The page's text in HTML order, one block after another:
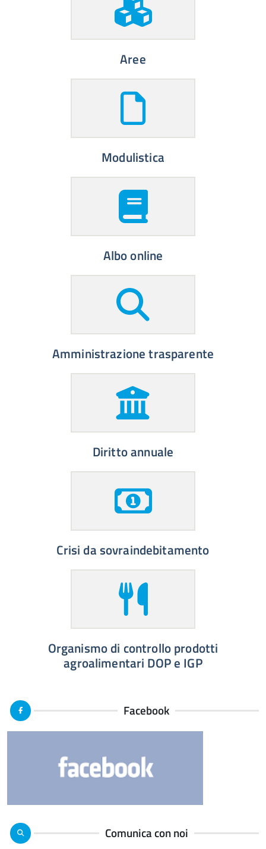
Aree
Modulistica
Albo online
Amministrazione trasparente
Diritto annuale
Crisi da sovraindebitamento
Organismo di controllo prodotti
agroalimentari DOP e IGP
Facebook
Comunica con noi